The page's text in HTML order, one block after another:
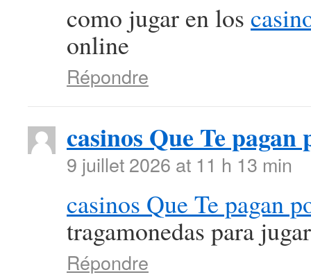
como jugar en los
online
Répondre
casinos Que Te
9 juillet 2026 at 11 h 13 min
casinos Que Te pagan
tragamonedas para
Répondre